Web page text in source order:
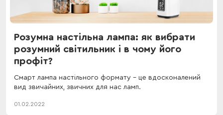
Розумна настільна лампа: як вибрати
розумний світильник і в чому його
профіт?
Смарт лампа настільного формату – це вдосконалений
вид звичайних, звичних для нас ламп.
01.02.2022